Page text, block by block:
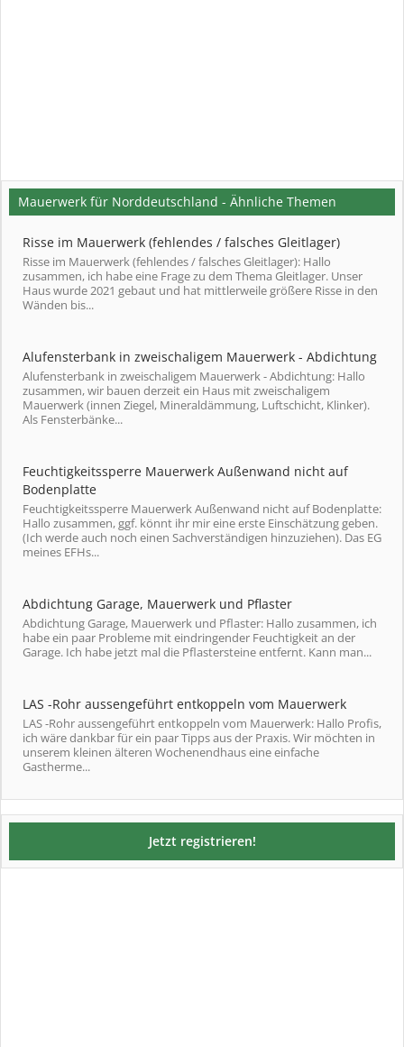
Mauerwerk für Norddeutschland - Ähnliche Themen
Risse im Mauerwerk (fehlendes / falsches Gleitlager)
Risse im Mauerwerk (fehlendes / falsches Gleitlager): Hallo
zusammen, ich habe eine Frage zu dem Thema Gleitlager. Unser
Haus wurde 2021 gebaut und hat mittlerweile größere Risse in den
Wänden bis...
Alufensterbank in zweischaligem Mauerwerk - Abdichtung
Alufensterbank in zweischaligem Mauerwerk - Abdichtung: Hallo
zusammen, wir bauen derzeit ein Haus mit zweischaligem
Mauerwerk (innen Ziegel, Mineraldämmung, Luftschicht, Klinker).
Als Fensterbänke...
Feuchtigkeitssperre Mauerwerk Außenwand nicht auf
Bodenplatte
Feuchtigkeitssperre Mauerwerk Außenwand nicht auf Bodenplatte:
Hallo zusammen, ggf. könnt ihr mir eine erste Einschätzung geben.
(Ich werde auch noch einen Sachverständigen hinzuziehen). Das EG
meines EFHs...
Abdichtung Garage, Mauerwerk und Pflaster
Abdichtung Garage, Mauerwerk und Pflaster: Hallo zusammen, ich
habe ein paar Probleme mit eindringender Feuchtigkeit an der
Garage. Ich habe jetzt mal die Pflastersteine entfernt. Kann man...
LAS -Rohr aussengeführt entkoppeln vom Mauerwerk
LAS -Rohr aussengeführt entkoppeln vom Mauerwerk: Hallo Profis,
ich wäre dankbar für ein paar Tipps aus der Praxis. Wir möchten in
unserem kleinen älteren Wochenendhaus eine einfache
Gastherme...
Jetzt registrieren!